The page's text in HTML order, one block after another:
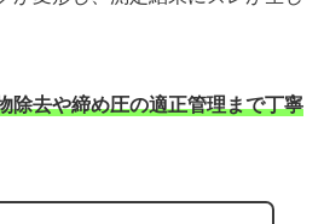
除去や締め圧の適正管理まで丁寧